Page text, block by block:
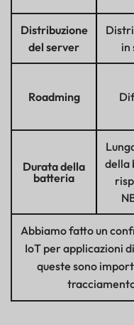
Distribuzione
del server
in
Roadming
Durata della
batteria
della
Abbiamo fatto un
IoT per applicazioni
queste sono